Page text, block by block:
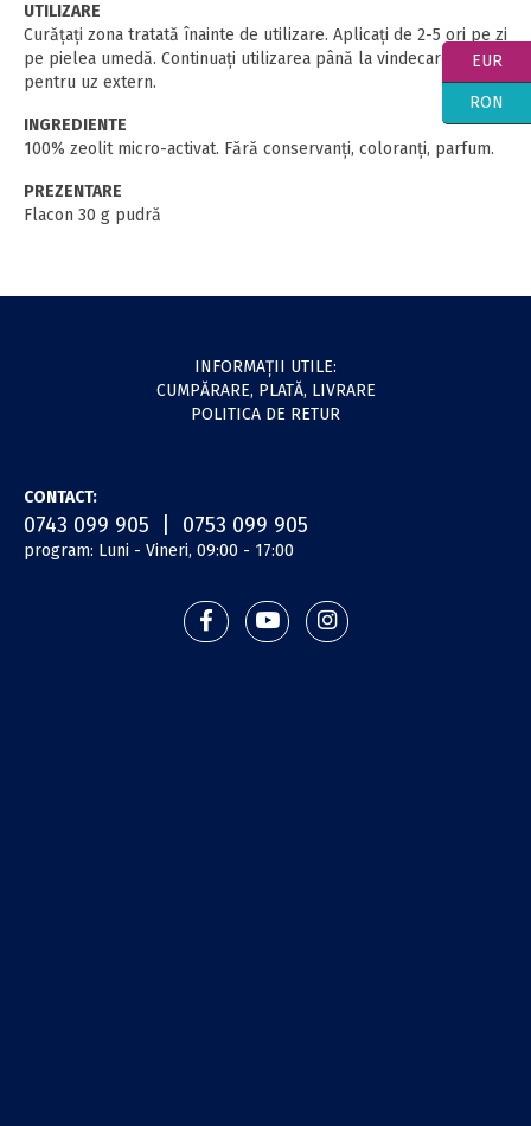
UTILIZARE
Curățați zona tratată înainte de utilizare. Aplicați de 2-5 ori pe zi
pe pielea umedă. Continuați utilizarea până la vindecare. Doar
pentru uz extern.
INGREDIENTE
100% zeolit micro-activat. Fără conservanţi, coloranţi, parfum.
PREZENTARE
Flacon 30 g pudră
INFORMAŢII UTILE:
CUMPĂRARE, PLATĂ, LIVRARE
POLITICA DE RETUR
CONTACT:
0743 099 905 | 0753 099 905
program: Luni - Vineri, 09:00 - 17:00
EUR
RON